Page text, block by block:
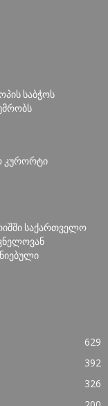
საბჭოს
კურორტი
საქართველო
629
392
326